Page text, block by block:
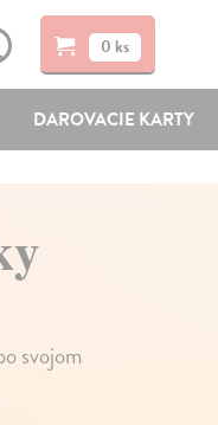
0 ks
DAROVACIE KARTY
svojom